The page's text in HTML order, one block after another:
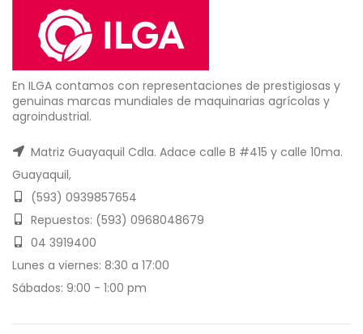
En ILGA contamos con representaciones de prestigiosas y
genuinas marcas mundiales de maquinarias agrícolas y
agroindustrial.
Matriz Guayaquil Cdla. Adace calle B #415 y calle 10ma.
Guayaquil,
(593) 0939857654
Repuestos: (593) 0968048679
04 3919400
Lunes a viernes: 8:30 a 17:00
Sábados: 9:00 - 1:00 pm